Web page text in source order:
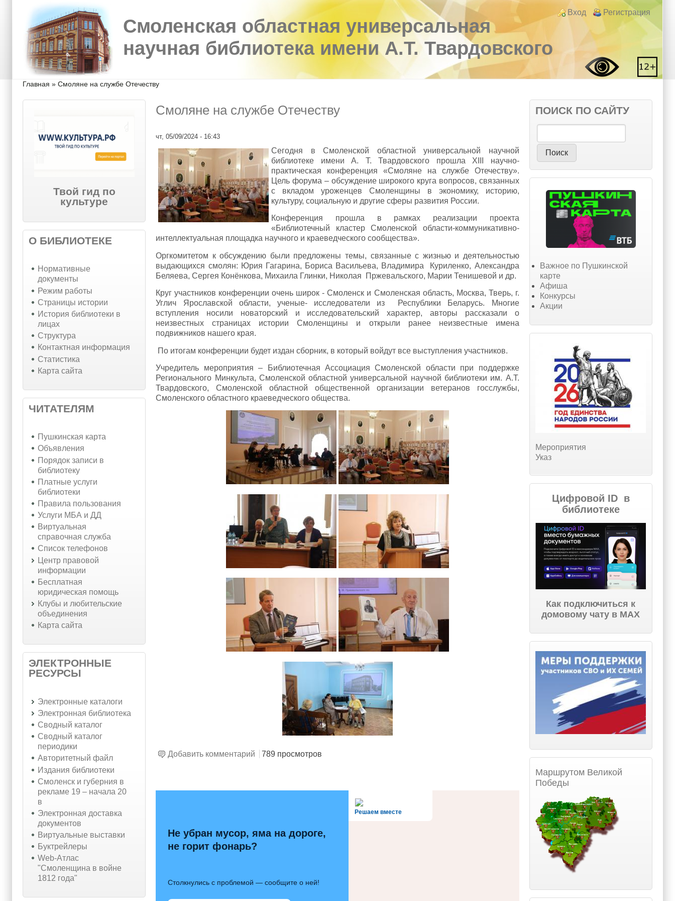
Перейти к основному содержанию
Skip to search
Login links
Вход Регистрация
Смоленская областная универсальная
научная библиотека имени А.Т. Твардовского
Вы здесь
Главная » Смоляне на службе Отечеству
Твой гид по
культуре
О БИБЛИОТЕКЕ
Нормативные
документы
Режим работы
Страницы истории
История библиотеки в
лицах
Структура
Контактная информация
Статистика
Карта сайта
ЧИТАТЕЛЯМ
Пушкинская карта
Объявления
Порядок записи в
библиотеку
Платные услуги
библиотеки
Правила пользования
Услуги МБА и ДД
Виртуальная
справочная служба
Список телефонов
Центр правовой
информации
Бесплатная
юридическая помощь
Клубы и любительские
объединения
Карта сайта
ЭЛЕКТРОННЫЕ
РЕСУРСЫ
Электронные каталоги
Электронная библиотека
Сводный каталог
Сводный каталог
периодики
Авторитетный файл
Издания библиотеки
Смоленск и губерния в
рекламе 19 – начала 20
в
Электронная доставка
документов
Виртуальные выставки
Буктрейлеры
Web-Атлас
"Смоленщина в войне
1812 года"
Смоляне на службе Отечеству
чт, 05/09/2024 - 16:43
Сегодня в Смоленской областной универсальной научной
библиотеке имени А. Т. Твардовского прошла XIII научно-
практическая конференция «Смоляне на службе Отечеству».
Цель форума – обсуждение широкого круга вопросов, связанных
с вкладом уроженцев Смоленщины в экономику, историю,
культуру, социальную и другие сферы развития России.
Конференция прошла в рамках реализации проекта
«Библиотечный кластер Смоленской области-коммуникативно-
интеллектуальная площадка научного и краеведческого сообщества».
Оргкомитетом к обсуждению были предложены темы, связанные с жизнью и деятельностью
выдающихся смолян: Юрия Гагарина, Бориса Васильева, Владимира Куриленко, Александра
Беляева, Сергея Конёнкова, Михаила Глинки, Николая Пржевальского, Марии Тенишевой и др.
Круг участников конференции очень широк - Смоленск и Смоленская область, Москва, Тверь, г.
Углич Ярославской области, ученые- исследователи из Республики Беларусь. Многие
вступления носили новаторский и исследовательский характер, авторы рассказали о
неизвестных страницах истории Смоленщины и открыли ранее неизвестные имена
подвижников нашего края.
По итогам конференции будет издан сборник, в который войдут все выступления участников.
Учредитель мероприятия – Библиотечная Ассоциация Смоленской области при поддержке
Регионального Минкульта, Смоленской областной универсальной научной библиотеки им. А.Т.
Твардовского, Смоленской областной общественной организации ветеранов госслужбы,
Смоленского областного краеведческого общества.
Добавить комментарий 789 просмотров
alt='Госуслуги' />
Решаем вместе
Не убран мусор, яма на дороге,
не горит фонарь?
Столкнулись с проблемой — сообщите о ней!
ПОИСК ПО САЙТУ
Важное по Пушкинской
карте
Афиша
Конкурсы
Акции
Мероприятия
Указ
Цифровой ID в
библиотеке
Как подключиться к
домовому чату в МАХ
Маршрутом Великой
Победы